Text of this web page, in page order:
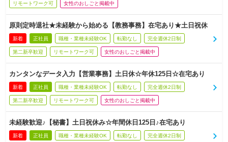
リモートワーク可 女性のおしごと掲載中
原則定時退社★未経験から始める【教務事務】在宅あり★土日祝休
新着 正社員 職種・業種未経験OK 転勤なし 完全週休2日制
第二新卒歓迎 リモートワーク可 女性のおしごと掲載中
カンタンなデータ入力【営業事務】土日休☆年休125日☆在宅あり
新着 正社員 職種・業種未経験OK 転勤なし 完全週休2日制
第二新卒歓迎 リモートワーク可 女性のおしごと掲載中
未経験歓迎♪【秘書】土日祝休み☆年間休日125日♪在宅あり
新着 正社員 職種・業種未経験OK 転勤なし 完全週休2日制